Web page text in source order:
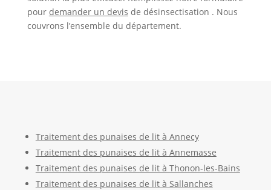
pour demander un devis de désinsectisation . Nous
couvrons l’ensemble du département.
Traitement des punaises de lit à Annecy
Traitement des punaises de lit à Annemasse
Traitement des punaises de lit à Thonon-les-Bains
Traitement des punaises de lit à Sallanches